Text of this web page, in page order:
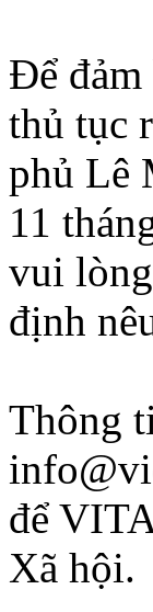
Để
thủ tục
phủ Lê
11
vui
định
Thông
để
Xã hội.